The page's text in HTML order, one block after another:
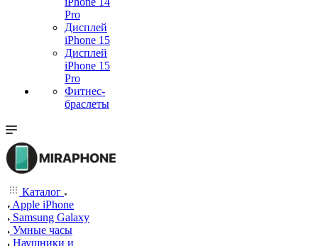
Pro
Дисплей
iPhone 15
Дисплей
iPhone 15
Pro
Фитнес-
браслеты
Каталог
Apple iPhone
Samsung Galaxy
Умные часы
Наушники и